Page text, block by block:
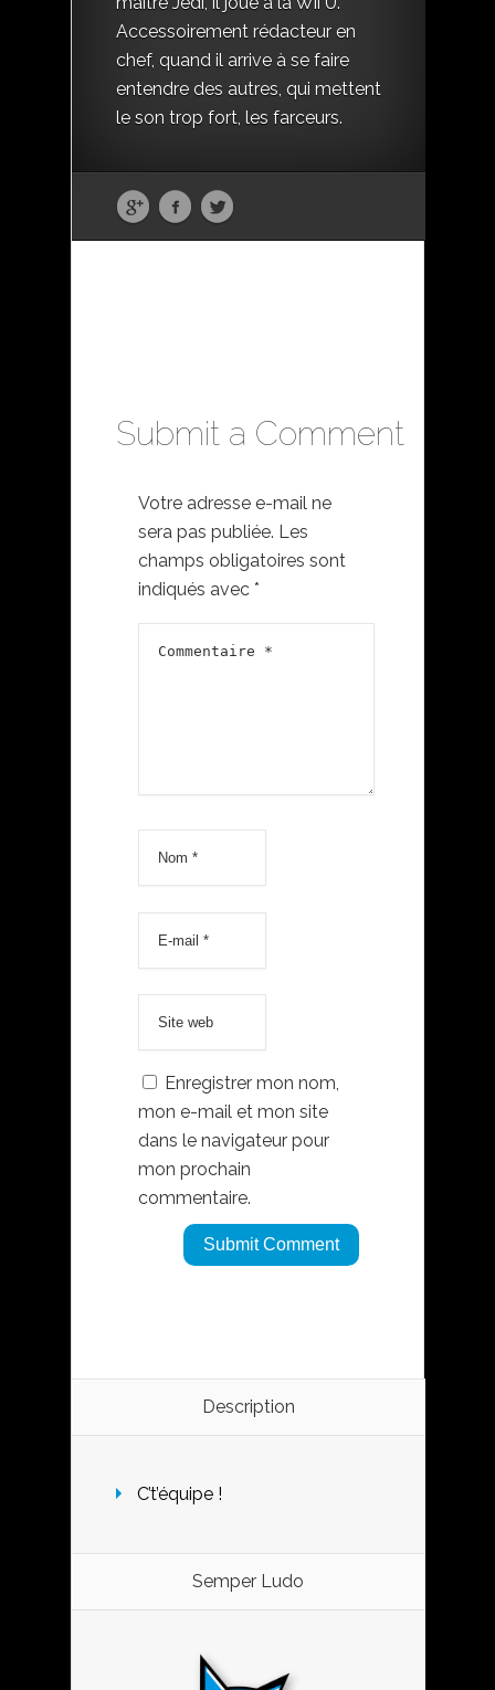
Accessoirement rédacteur en
chef, quand il arrive à se faire
entendre des autres, qui mettent
le son trop fort, les farceurs.
Submit a Comment
Votre adresse e-mail ne
sera pas publiée. Les
champs obligatoires sont
indiqués avec *
Enregistrer mon nom,
mon e-mail et mon site
dans le navigateur pour
mon prochain
commentaire.
Description
C’t’équipe !
Semper Ludo